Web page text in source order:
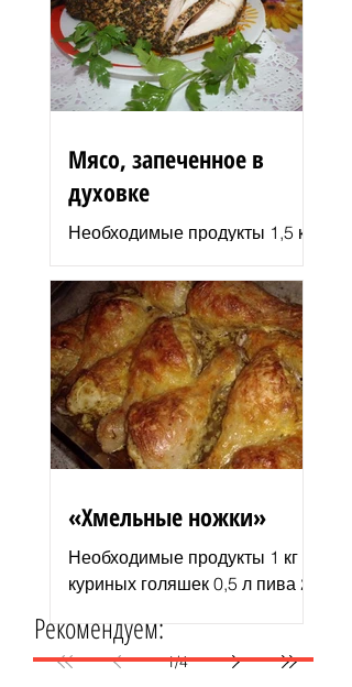
растительного масла 1 ст. л.
сахара...
Мясо, запеченное в
духовке
Необходимые продукты 1,5 кг
паприка смесь сухих
итальянских трав черный
молотый перец 2–3 ст. л.
растительного...
«Хмельные ножки»
Необходимые продукты 1 кг
куриных голяшек 0,5 л пива 2–
курицы соль и перец по вкусу
1 пачка изюма (200 г )...
1/4
Рекомендуем: